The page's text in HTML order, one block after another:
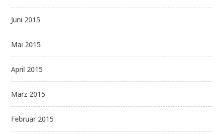
Juni 2015
Mai 2015
April 2015
März 2015
Februar 2015